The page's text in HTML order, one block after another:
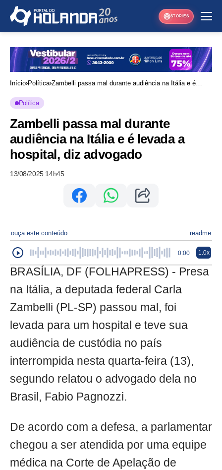
STORIES
Início Política Zambelli passa mal durante audiência na Itália e é
Política
Zambelli passa mal durante
audiência na Itália e é levada a
hospital, diz advogado
13/08/2025 14h45
ouça este conteúdo readme
0:00 1.0x
BRASÍLIA, DF (FOLHAPRESS) - Presa
na Itália, a deputada federal Carla
Zambelli (PL-SP) passou mal, foi
levada para um hospital e teve sua
audiência de custódia no país
interrompida nesta quarta-feira (13),
segundo relatou o advogado dela no
Brasil, Fabio Pagnozzi.
De acordo com a defesa, a parlamentar
chegou a ser atendida por uma equipe
médica na Corte de Apelação de